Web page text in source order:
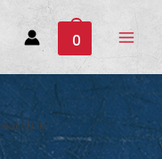
0
Main
Menu
in